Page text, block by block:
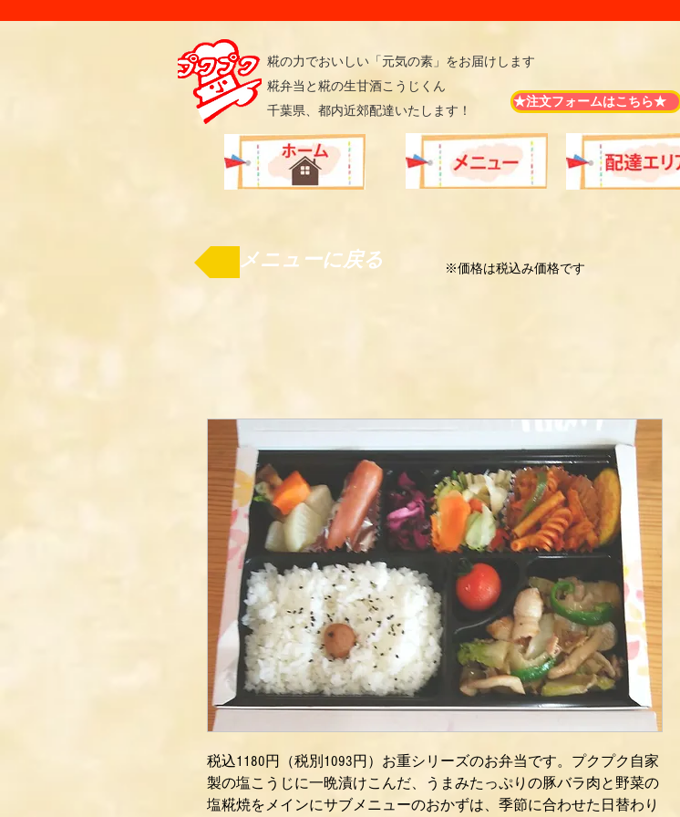
​糀の力でおいしい「元気の素」をお届けします
糀弁当と糀の生甘酒こうじくん
千葉県、都内近郊配達いたします！
★注文フォームはこちら★
メニューに戻る ※価格は税込み価格です
税込1180円（税別1093円）お重シリーズのお弁当です。プクプク自家
製の塩こうじに一晩漬けこんだ、うまみたっぷりの豚バラ肉と野菜の
塩糀焼をメインにサブメニューのおかずは、季節に合わせた日替わり